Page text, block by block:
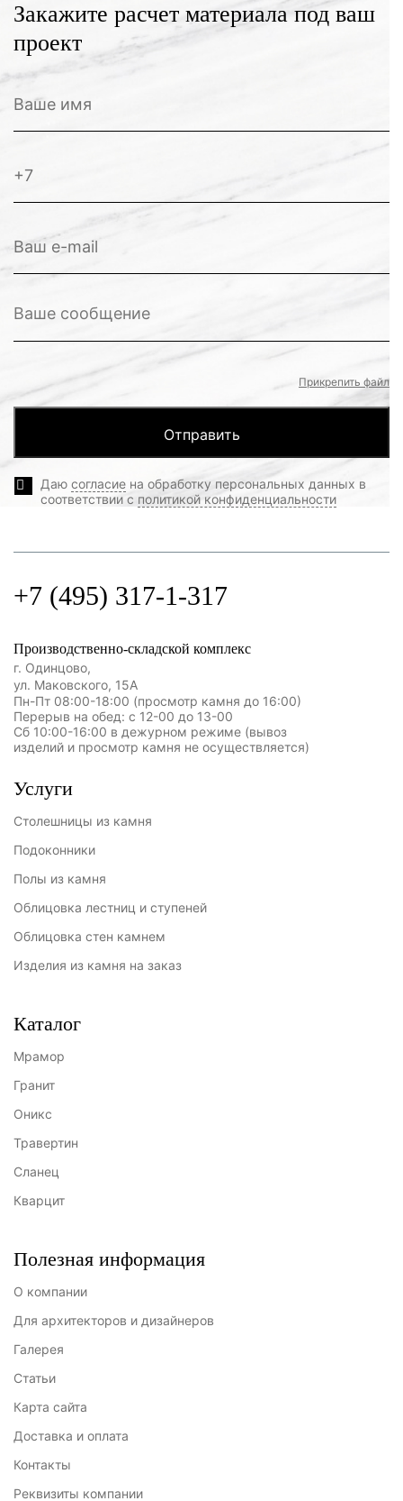
Закажите расчет материала под ваш
проект
Прикрепить файл
Даю согласие на обработку персональных данных в
соответствии с политикой конфиденциальности
+7 (495) 317-1-317
Производственно-складской комплекс
г. Одинцово,
ул. Маковского, 15А
Пн-Пт 08:00-18:00 (просмотр камня до 16:00)
Перерыв на обед: с 12-00 до 13-00
Сб 10:00-16:00 в дежурном режиме (вывоз
изделий и просмотр камня не осуществляется)
Услуги
Столешницы из камня
Подоконники
Полы из камня
Облицовка лестниц и ступеней
Облицовка стен камнем
Изделия из камня на заказ
Каталог
Мрамор
Гранит
Оникс
Травертин
Сланец
Кварцит
Полезная информация
О компании
Для архитекторов и дизайнеров
Галерея
Статьи
Карта сайта
Доставка и оплата
Контакты
Реквизиты компании